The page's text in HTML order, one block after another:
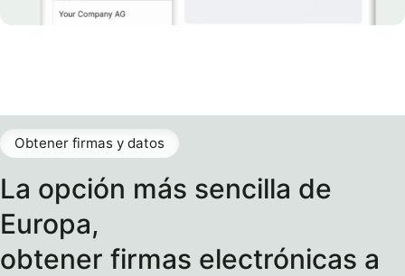
La opción más sencilla de
Europa,
obtener firmas electrónicas a
Obtener firmas y datos